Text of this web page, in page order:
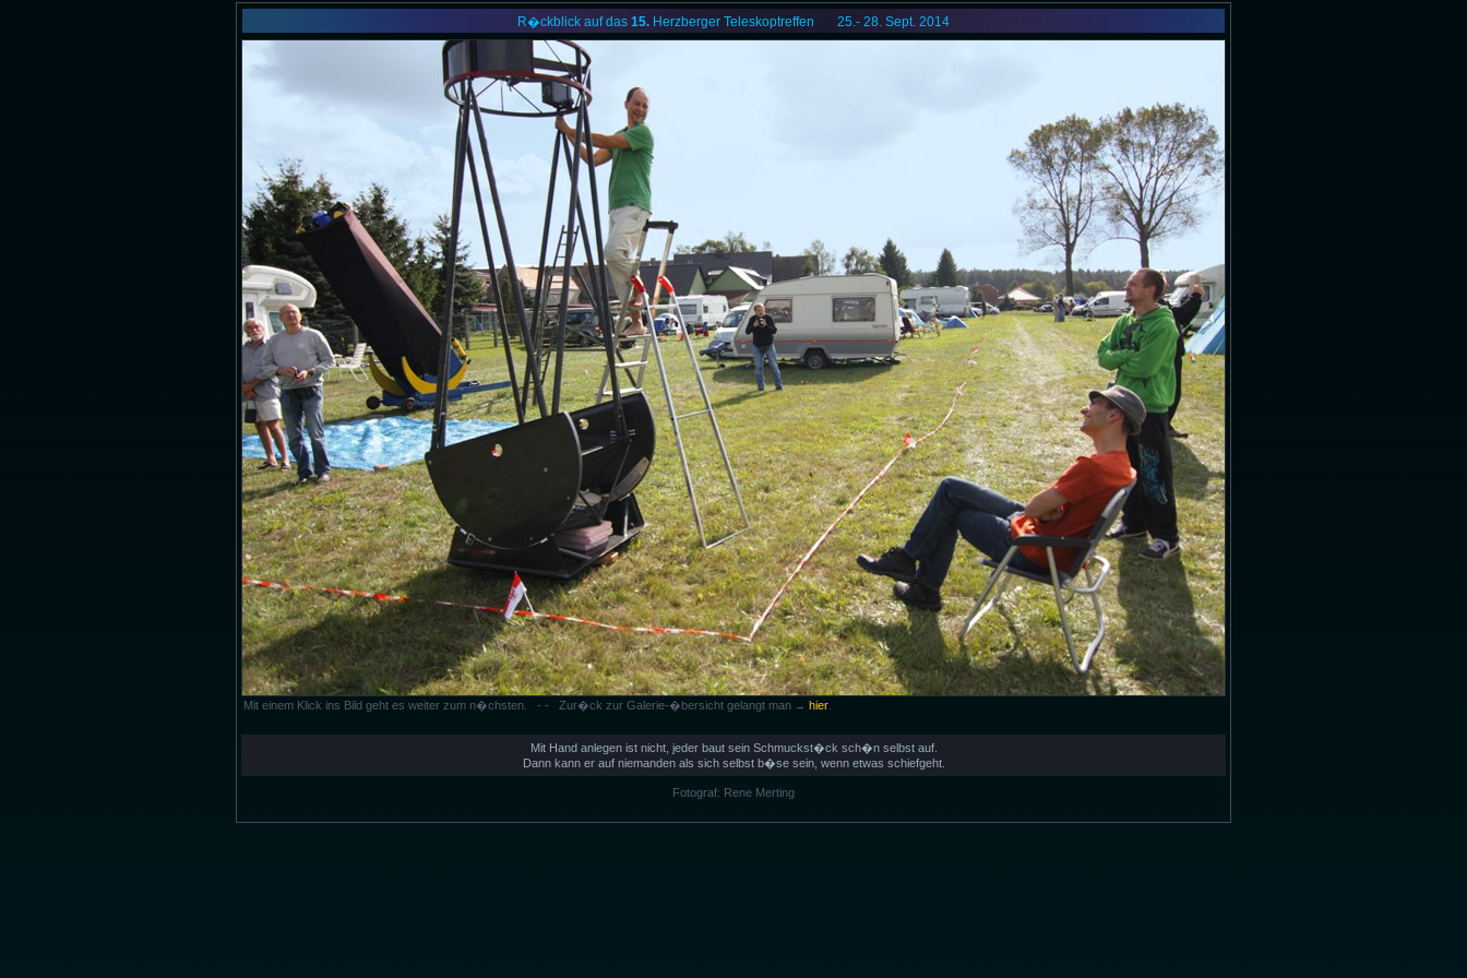
R�ckblick auf das 15. Herzberger Teleskoptreffen 25.- 28. Sept. 2014
Mit einem Klick ins Bild geht es weiter zum n�chsten. - - Zur�ck zur Galerie-�bersicht gelangt man → hier
Mit Hand anlegen ist nicht, jeder baut sein Schmuckst�ck sch�n selbst auf.
Dann kann er auf niemanden als sich selbst b�se sein, wenn etwas schiefgeht.
Fotograf: Rene Merting